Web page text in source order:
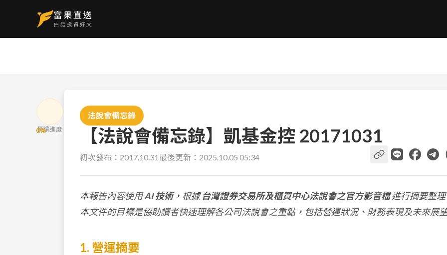
0%
閱讀進度
法說會備忘錄
【法說會備忘錄】凱基金控 20171031
初次發布： 2017.10.31 最後更新： 2025.10.05 05:34
本報告內容使用AI 技術，根據台灣證券交易所及櫃買中心法說會之官方影音檔進行摘要整
本文件的目標是協助讀者快速理解各公司法說會之重點，包括營運狀況、財務表現及未來展
1. 營運摘要